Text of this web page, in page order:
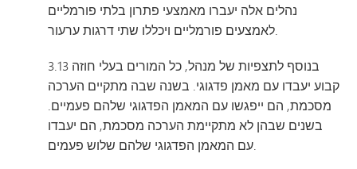
נהלים אלה יעברו מאמצעי פתרון בלתי פורמליים
לאמצעים פורמליים ויכללו שתי דרגות ערעור.
3.13 בנוסף לתצפיות של מנהל, כל המורים בעלי חוזה
קבוע יעבדו עם מאמן פדגוגי. בשנה שבה מתקיים הערכה
מסכמת, הם ייפגשו עם המאמן הפדגוגי שלהם פעמיים.
בשנים שבהן לא מתקיימת הערכה מסכמת, הם יעבדו
עם המאמן הפדגוגי שלהם שלוש פעמים.